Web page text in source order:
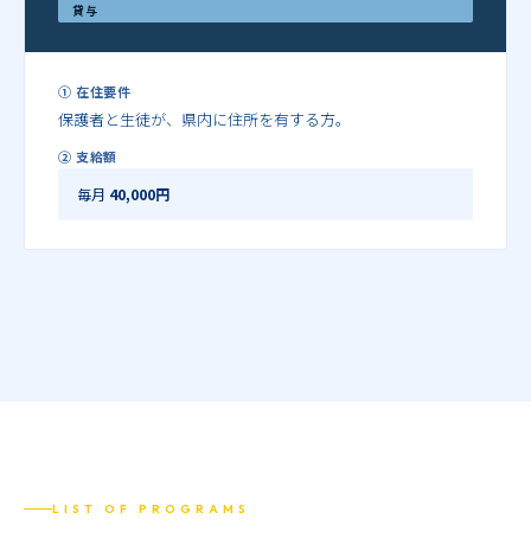
貸与
① 在住要件
保護者と生徒が、県内に住所を有する方。
② 支給額
毎月 40,000円
LIST OF PROGRAMS